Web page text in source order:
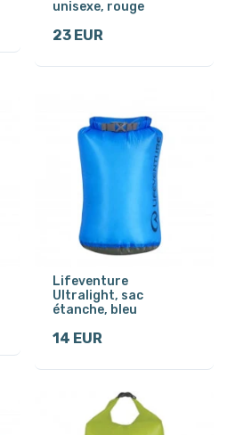
unisexe, rouge
23 EUR
Lifeventure
Ultralight, sac
étanche, bleu
14 EUR